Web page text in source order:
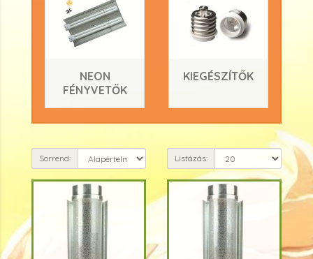
NEON
FÉNYVETŐK
KIEGÉSZÍTŐK
Sorrend: Listázás: